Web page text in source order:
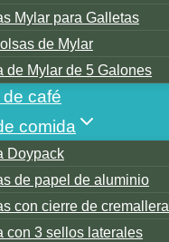
Mylar para Galletas
de Mylar
de Mylar de 5 Galones
café
comida
Doypack
de papel de aluminio
con cierre de cremallera
con 3 sellos laterales